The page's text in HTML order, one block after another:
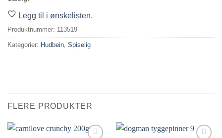
Legg til i ønskelisten.
Produktnummer: 113519
Kategorier: Hudbein, Spiselig
FLERE PRODUKTER